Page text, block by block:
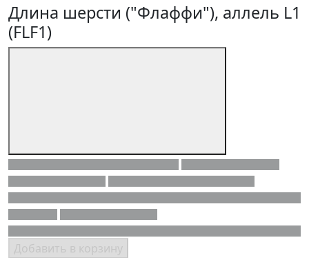
Длина шерсти ("Флаффи"), аллель L1
(FLF1)